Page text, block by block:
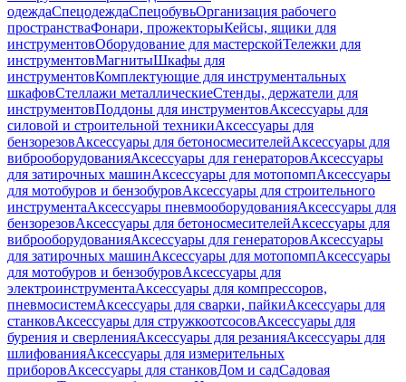
одеждаСпецодеждаСпецобувьОрганизация рабочего
пространстваФонари, прожекторыКейсы, ящики для
инструментовОборудование для мастерскойТележки для
инструментовМагнитыШкафы для
инструментовКомплектующие для инструментальных
шкафовСтеллажи металлическиеСтенды, держатели для
инструментовПоддоны для инструментовАксессуары для
силовой и строительной техникиАксессуары для
бензорезовАксессуары для бетоносмесителейАксессуары для
виброоборудованияАксессуары для генераторовАксессуары
для затирочных машинАксессуары для мотопомпАксессуары
для мотобуров и бензобуровАксессуары для строительного
инструментаАксессуары пневмооборудованияАксессуары для
бензорезовАксессуары для бетоносмесителейАксессуары для
виброоборудованияАксессуары для генераторовАксессуары
для затирочных машинАксессуары для мотопомпАксессуары
для мотобуров и бензобуровАксессуары для
электроинструментаАксессуары для компрессоров,
пневмосистемАксессуары для сварки, пайкиАксессуары для
станковАксессуары для стружкоотсосовАксессуары для
бурения и сверленияАксессуары для резанияАксессуары для
шлифованияАксессуары для измерительных
приборовАксессуары для станковДом и садСадовая